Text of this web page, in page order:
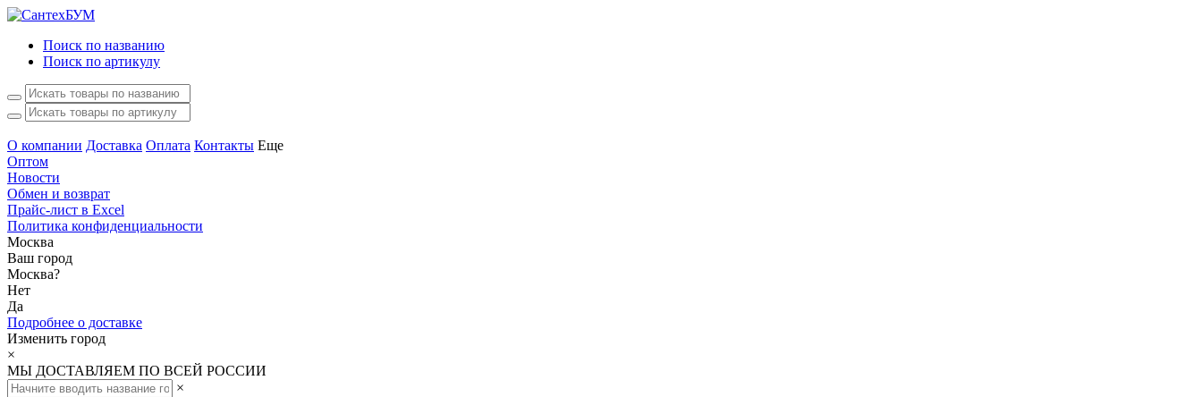
Поиск по названию
Поиск по артикулу
О компании Доставка Оплата Контакты Еще
Оптом
Новости
Обмен и возврат
Прайс-лист в Excel
Политика конфиденциальности
Москва
Ваш город
Москва?
Нет
Да
Подробнее о доставке
Изменить город
×
МЫ ДОСТАВЛЯЕМ ПО ВСЕЙ РОССИИ
×